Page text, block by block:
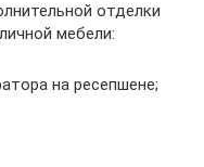
отделки
мебели:
на ресепшене;